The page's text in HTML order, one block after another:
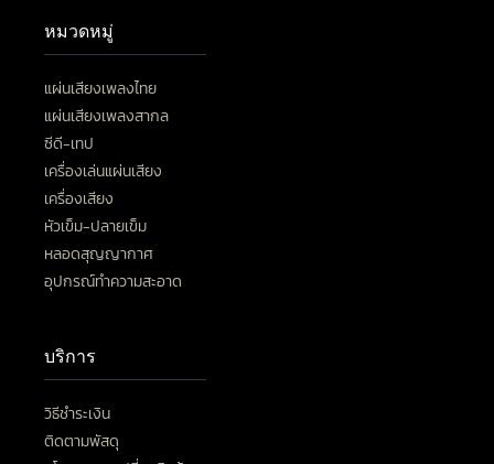
หมวดหมู่
แผ่นเสียงเพลงไทย
แผ่นเสียงเพลงสากล
ซีดี-เทป
เครื่องเล่นแผ่นเสียง
เครื่องเสียง
หัวเข็ม-ปลายเข็ม
หลอดสุญญากาศ
อุปกรณ์ทำความสะอาด
บริการ
วิธีชำระเงิน
ติดตามพัสดุ